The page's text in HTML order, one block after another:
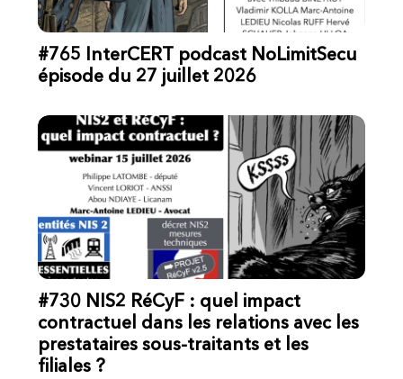
#765 InterCERT podcast NoLimitSecu
épisode du 27 juillet 2026
#730 NIS2 RéCyF : quel impact
contractuel dans les relations avec les
prestataires sous-traitants et les
filiales ?